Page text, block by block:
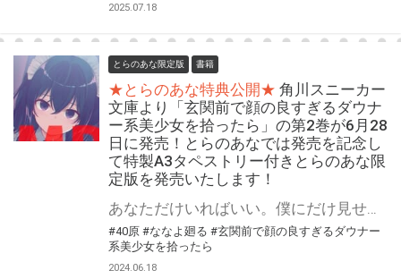
2025.07.18
とらのあな限定版 書籍
★とらのあな特典公開★ 角川スニーカー
文庫より「玄関前で顔の良すぎるダウナ
ー系美少女を拾ったら」の第2巻が6月28
日に発売！とらのあなでは発売を記念し
て特製A3タペストリー付きとらのあな限
定版を発売いたします！
#40原 #ななよ廻る #玄関前で顔の良すぎるダウナー
系美少女を拾ったら
2024.06.18